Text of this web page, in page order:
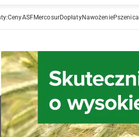
CenyASFMercosurDopłatyNawożeniePszenica